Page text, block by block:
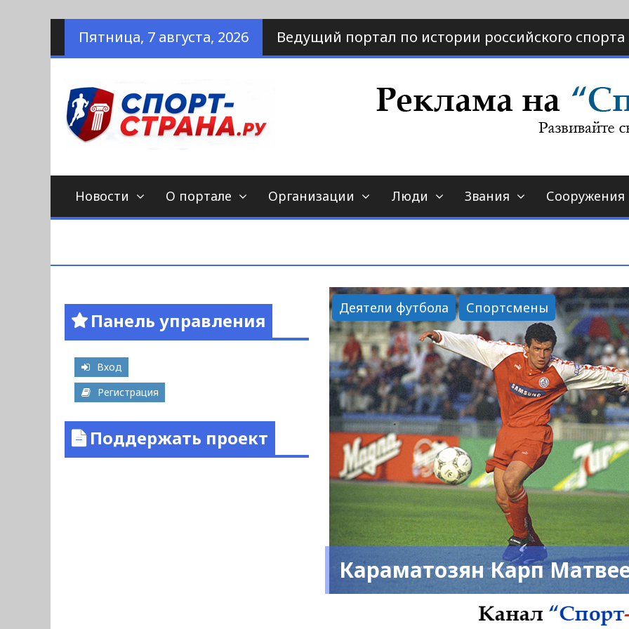
НаверхПятница, 7 августа, 2026 Ведущий портал по истории российского спорта
Спорт-страна.ру
портал по истории спорта
Новости О портале Организации Люди Звания Сооружения
Деятели футбола Спортсмены
Караматозян Карп
Панель управления
Вход
Регистрация
Поддержать проект